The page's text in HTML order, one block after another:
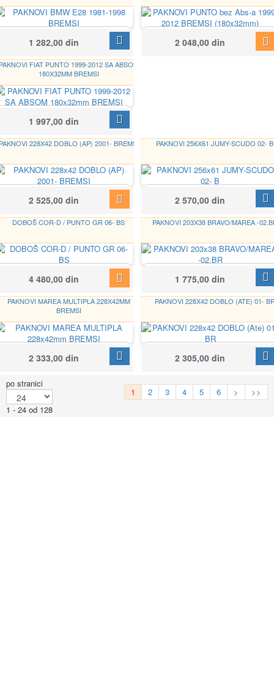
GF0076
1 282,00 din
GF0155
Google
2 048,00 din
FIAT PUNTO 1999-2012 SA ABSOM
180X32MM BREMSI
GF0157
1 997,00 din
228X42 DOBLO (AP) 2001- BREMSI
GF0161
2 525,00 din
PAKNOVI 256X61 JUMY-SCUDO 02- B
GF0177
2 570,00 din
DOBOŠ COR-D / PUNTO GR 06- BS
CR5657
Google
4 480,00 din
PAKNOVI 203X38 BRAVO/MAREA -
GF0180
1 775,00 din
PAKNOVI MAREA MULTIPLA 228X42MM
BREMSI
GF0181
2 333,00 din
PAKNOVI 228X42 DOBLO (ATE) 01-
GF0184
2 305,00 din
po stranici
1 - 24 od 128
1 2 3 4 5 6 > >>